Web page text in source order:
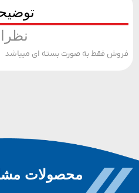
توضیحات
نظرات
فقط به صورت بسته ای میباشد
محصولات مشابه